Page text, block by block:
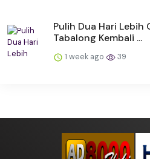
Pulih Dua Hari Lebih
Tabalong Kembali ...
1 week ago 39